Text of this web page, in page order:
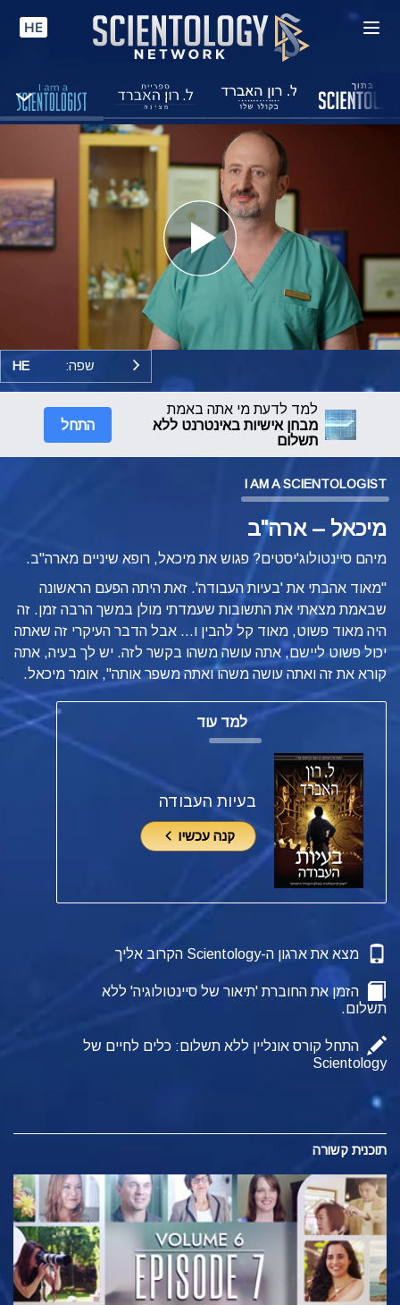
HE
Play
Video
שפה: HE
למד לדעת מי אתה באמת
מבחן אישיות באינטרנט ללא
תשלום
התחל
I AM A SCIENTOLOGIST
מיכאל – ארה"ב
מיהם סיינטולוג'יסטים? פגוש את מיכאל, רופא שיניים מארה"ב.
"מאוד אהבתי את 'בעיות העבודה'. זאת היתה הפעם הראשונה
שבאמת מצאתי את התשובות שעמדתי מולן במשך הרבה זמן. זה
היה מאוד פשוט, מאוד קל להבין ו... אבל הדבר העיקרי זה שאתה
יכול פשוט ליישם, אתה עושה משהו בקשר לזה. יש לך בעיה, אתה
קורא את זה ואתה עושה משהו ואתה משפר אותה", אומר מיכאל.
למד עוד
בעיות העבודה
קנה עכשיו
מצא את ארגון ה-Scientology הקרוב אליך
הזמן את החוברת 'תיאור של סיינטולוגיה' ללא
תשלום.
התחל קורס אונליין ללא תשלום: כלים לחיים של
Scientology
תוכנית קשורה